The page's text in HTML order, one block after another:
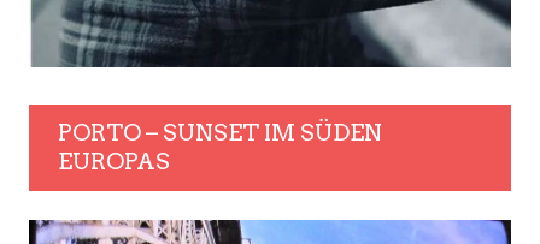
PORTO – SUNSET IM SÜDEN
EUROPAS